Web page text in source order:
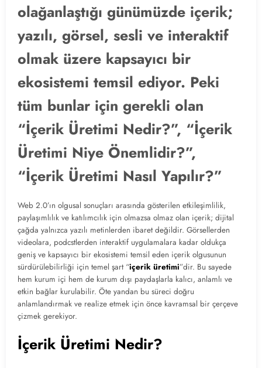
olağanlaştığı günümüzde içerik;
yazılı, görsel, sesli ve interaktif
olmak üzere kapsayıcı bir
ekosistemi temsil ediyor. Peki
tüm bunlar için gerekli olan
“İçerik Üretimi Nedir?”, “İçerik
Üretimi Niye Önemlidir?”,
“İçerik Üretimi Nasıl Yapılır?”
Web 2.0’ın olgusal sonuçları arasında gösterilen etkileşimlilik,
paylaşımlılık ve katılımcılık için olmazsa olmaz olan içerik; dijital
çağda yalnızca yazılı metinlerden ibaret değildir. Görsellerden
videolara, podcstlerden interaktif uygulamalara kadar oldukça
geniş ve kapsayıcı bir ekosistemi temsil eden içerik olgusunun
sürdürülebilirliği için temel şart “içerik üretimi”dir. Bu sayede
hem kurum içi hem de kurum dışı paydaşlarla kalıcı, anlamlı ve
etkin bağlar kurulabilir. Öte yandan bu süreci doğru
anlamlandırmak ve realize etmek için önce kavramsal bir çerçeve
çizmek gerekiyor.
İçerik Üretimi Nedir?